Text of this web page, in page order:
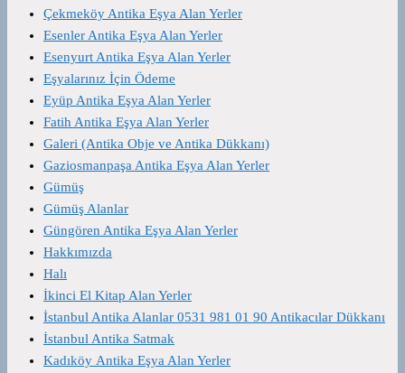
Çekmeköy Antika Eşya Alan Yerler
Esenler Antika Eşya Alan Yerler
Esenyurt Antika Eşya Alan Yerler
Eşyalarınız İçin Ödeme
Eyüp Antika Eşya Alan Yerler
Fatih Antika Eşya Alan Yerler
Galeri (Antika Obje ve Antika Dükkanı)
Gaziosmanpaşa Antika Eşya Alan Yerler
Gümüş
Gümüş Alanlar
Güngören Antika Eşya Alan Yerler
Hakkımızda
Halı
İkinci El Kitap Alan Yerler
İstanbul Antika Alanlar 0531 981 01 90 Antikacılar Dükkanı
İstanbul Antika Satmak
Kadıköy Antika Eşya Alan Yerler